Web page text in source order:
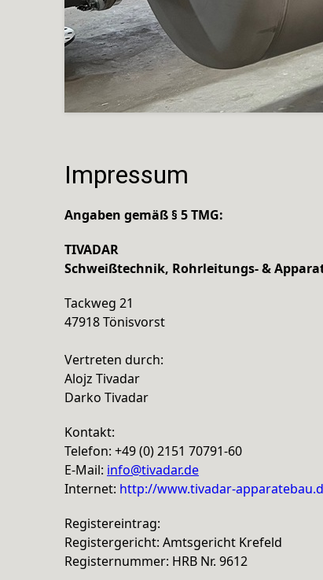
Impressum
Angaben gemäß § 5 TMG:
TIVADAR
Schweißtechnik, Rohrleitungs- &
Tackweg 21
47918 Tönisvorst
Vertreten durch:
Alojz Tivadar
Darko Tivadar
Kontakt:
Telefon: +49 (0) 2151 70791-60
E-Mail: info@tivadar.de
Internet: http://www.tivadar-
Registereintrag:
Registergericht: Amtsgericht Krefeld
Registernummer: HRB Nr. 9612